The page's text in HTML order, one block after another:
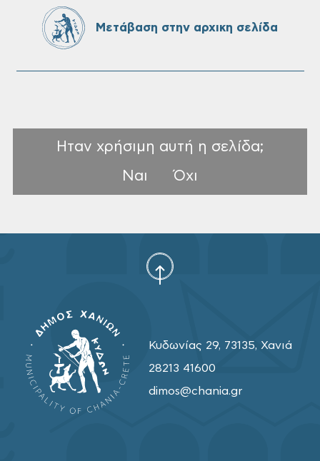
Μετάβαση στην αρχικη σελίδα
Ηταν χρήσιμη αυτή η σελίδα;
Ναι
Όχι
Κυδωνίας 29, 73135, Χανιά
28213 41600
dimos@chania.gr